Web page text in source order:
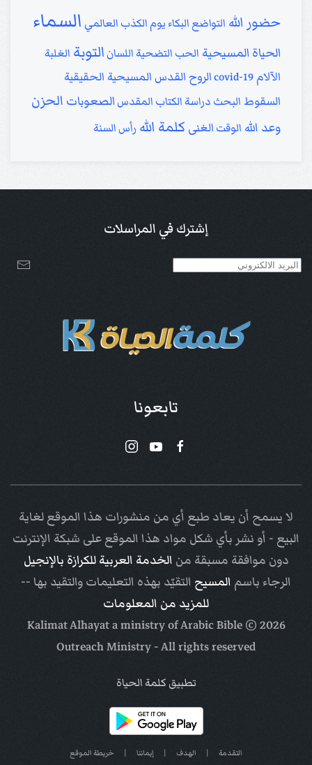
حضور الله التواضع البكاء يوم الكذب العالمي السماء
الحياة المسيحية الحب التضحية اللسان التوبة الغلبة
الآلام covid-19الروح القدس المسيحية الحقيقية
السقوط البحث دراسة الكتاب المقدس الصعوبات الحزن
وعد الله الوقت الغنى كلمة الله رأس السنة
إشترك في المراسلات
تابعونا
لا يسمح أن يعاد طبع أي من منشورات هذا الموقع لغاية
البيع - أو نشر بأي شكل مواد هذا الموقع على شبكة الإنترنت
دون موافقة مسبقة من الخدمة العربية للكرازة بالإنجيل
الرجاء باسم المسيح التقيّد بهذه التعليمات والتقيد بها --
للمزيد من المعلومات
2026
© Kalimat Alhayat a ministry of
Arabic Bible
Outreach Ministry- All rights reserved
تطبيق كلمة الحياة
التقدمة | الهدف | إيماننا | خريطة الموقع